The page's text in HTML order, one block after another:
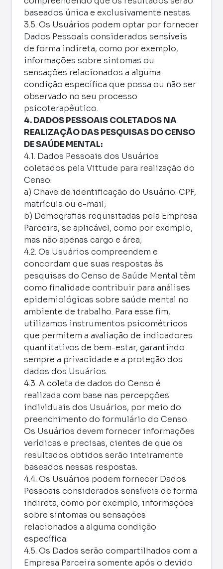
baseados única e exclusivamente nestas.
3.5. Os Usuários podem optar por fornecer
Dados Pessoais considerados sensíveis
de forma indireta, como por exemplo,
informações sobre sintomas ou
sensações relacionados a alguma
condição específica que possa ou não ser
observado no seu processo
psicoterapêutico.
4. DADOS PESSOAIS COLETADOS NA
REALIZAÇÃO DAS PESQUISAS DO CENSO
DE SAÚDE MENTAL:
4.1. Dados Pessoais dos Usuários
coletados pela Vittude para realização do
Censo:
a) Chave de identificação do Usuário: CPF,
matrícula ou e-mail;
b) Demografias requisitadas pela Empresa
Parceira, se aplicável, como por exemplo,
mas não apenas cargo e área;
4.2. Os Usuários compreendem e
concordam que suas respostas às
pesquisas do Censo de Saúde Mental têm
como finalidade contribuir para análises
epidemiológicas sobre saúde mental no
ambiente de trabalho. Para esse fim,
utilizamos instrumentos psicométricos
que permitem a avaliação de indicadores
quantitativos de bem-estar, garantindo
sempre a privacidade e a proteção dos
dados dos Usuários.
4.3. A coleta de dados do Censo é
realizada com base nas percepções
individuais dos Usuários, por meio do
preenchimento do formulário do Censo.
Os Usuários devem fornecer informações
verídicas e precisas, cientes de que os
resultados obtidos serão inteiramente
baseados nessas respostas.
4.4. Os Usuários podem fornecer Dados
Pessoais considerados sensíveis de forma
indireta, como por exemplo, informações
sobre sintomas ou sensações
relacionados a alguma condição
específica.
4.5. Os Dados serão compartilhados com a
Empresa Parceira somente após o devido